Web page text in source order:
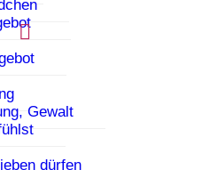
Gewalt
dürfen
auf!